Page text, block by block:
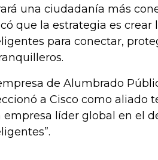
una ciudadanía más
que la estrategia es
para conectar,
de Alumbrado
a Cisco como aliado
empresa líder global en el